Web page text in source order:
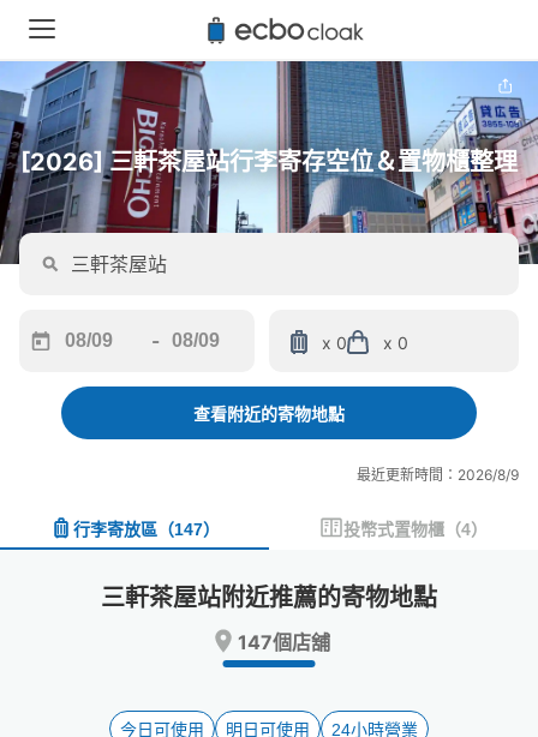
[2026] 三軒茶屋站行李寄存空位＆置物櫃整理
forward
interact
and
date.
-
backward
interact
and
a
date.
Press
key
x 0 x 0
查看附近的寄物地點
最近更新時間：2026/8/9
行李寄放區 （147） 投幣式置物櫃 （4）
三軒茶屋站附近推薦的寄物地點
147個店舖
今日可使用 明日可使用 24小時營業